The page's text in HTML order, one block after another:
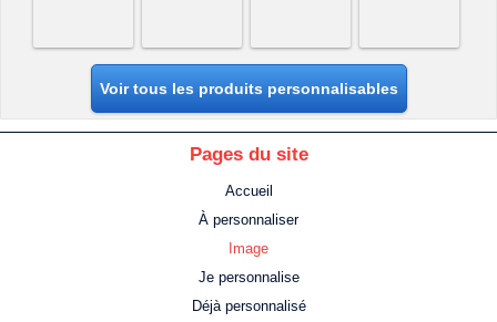
Voir tous les produits personnalisables
Pages du site
Accueil
À personnaliser
Image
Je personnalise
Déjà personnalisé